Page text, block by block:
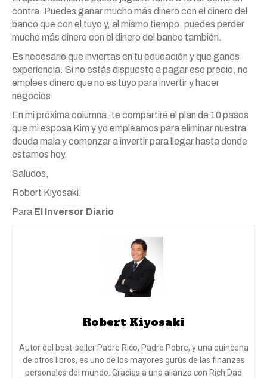
contra. Puedes ganar mucho más dinero con el dinero del
banco que con el tuyo y, al mismo tiempo, puedes perder
mucho más dinero con el dinero del banco también.
Es necesario que inviertas en tu educación y que ganes
experiencia. Si no estás dispuesto a pagar ese precio, no
emplees dinero que no es tuyo para invertir y hacer
negocios.
En mi próxima columna, te compartiré el plan de 10 pasos
que mi esposa Kim y yo empleamos para eliminar nuestra
deuda mala y comenzar a invertir para llegar hasta donde
estamos hoy.
Saludos,
Robert Kiyosaki.
Para El Inversor Diario
Robert Kiyosaki
Autor del best-seller Padre Rico, Padre Pobre, y una quincena
de otros libros, es uno de los mayores gurús de las finanzas
personales del mundo. Gracias a una alianza con Rich Dad